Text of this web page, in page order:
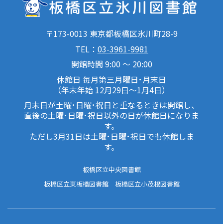
〒173-0013 東京都板橋区氷川町28-9
TEL： 03-3961-9981
開館時間 9:00 ～ 20:00
休館日 毎月第三月曜日･月末日
（年末年始 12月29日～1月4日）
月末日が土曜･日曜･祝日と重なるときは開館し、
直後の土曜･日曜･祝日以外の日が休館日になりま
す。
ただし3月31日は土曜･日曜･祝日でも休館しま
す。
板橋区立中央図書館
板橋区立東板橋図書館
板橋区立小茂根図書館